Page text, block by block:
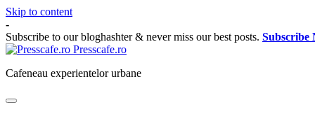
Skip to content
-
Subscribe to our bloghashter & never miss our best posts. Subscribe
Presscafe.ro
Cafeneau experientelor urbane